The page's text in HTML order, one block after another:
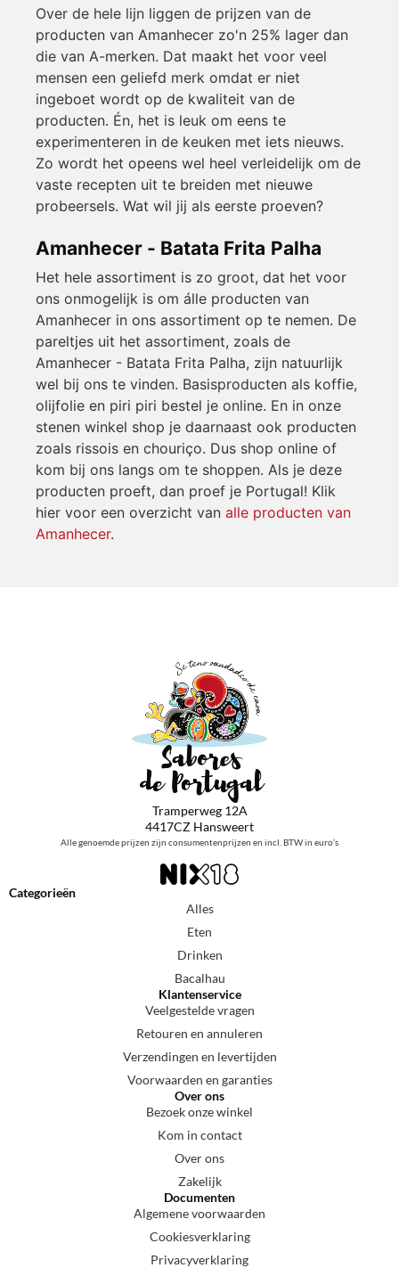
Over de hele lijn liggen de prijzen van de
producten van Amanhecer zo'n 25% lager dan
die van A-merken. Dat maakt het voor veel
mensen een geliefd merk omdat er niet
ingeboet wordt op de kwaliteit van de
producten. Én, het is leuk om eens te
experimenteren in de keuken met iets nieuws.
Zo wordt het opeens wel heel verleidelijk om de
vaste recepten uit te breiden met nieuwe
probeersels. Wat wil jij als eerste proeven?
Amanhecer - Batata Frita Palha
Het hele assortiment is zo groot, dat het voor
ons onmogelijk is om álle producten van
Amanhecer in ons assortiment op te nemen. De
pareltjes uit het assortiment, zoals de
Amanhecer - Batata Frita Palha, zijn natuurlijk
wel bij ons te vinden. Basisproducten als koffie,
olijfolie en piri piri bestel je online. En in onze
stenen winkel shop je daarnaast ook producten
zoals rissois en chouriço. Dus shop online of
kom bij ons langs om te shoppen. Als je deze
producten proeft, dan proef je Portugal! Klik
hier voor een overzicht van alle producten van
Amanhecer.
Tramperweg 12A
4417CZ Hansweert
Alle genoemde prijzen zijn consumentenprijzen en incl. BTW in euro’s
Categorieën
Alles
Eten
Drinken
Bacalhau
Klantenservice
Veelgestelde vragen
Retouren en annuleren
Verzendingen en levertijden
Voorwaarden en garanties
Over ons
Bezoek onze winkel
Kom in contact
Over ons
Zakelijk
Documenten
Algemene voorwaarden
Cookiesverklaring
Privacyverklaring